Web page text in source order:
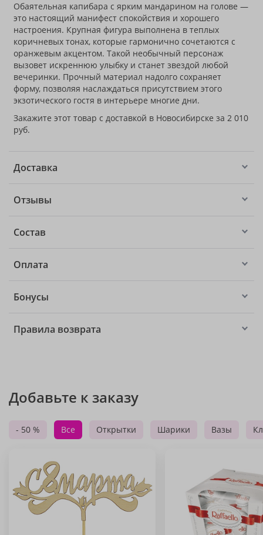
Обаятельная капибара с ярким мандарином на голове —
это настоящий манифест спокойствия и хорошего
настроения. Крупная фигура выполнена в теплых
коричневых тонах, которые гармонично сочетаются с
оранжевым акцентом. Такой необычный персонаж
вызовет искреннюю улыбку и станет звездой любой
вечеринки. Прочный материал надолго сохраняет
форму, позволяя наслаждаться присутствием этого
экзотического гостя в интерьере многие дни.
Закажите этот товар с доставкой в Новосибирске за 2 010
руб.
Доставка
Отзывы
Состав
Оплата
Бонусы
Правила возврата
Добавьте к заказу
- 50 % Все Открытки Шарики Вазы